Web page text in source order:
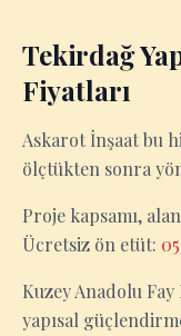
Tekirdağ
Fiyatları
Askarot İnşaat bu
ölçtükten sonra
Proje kapsamı,
Ücretsiz ön etüt:
Kuzey Anadolu
yapısal